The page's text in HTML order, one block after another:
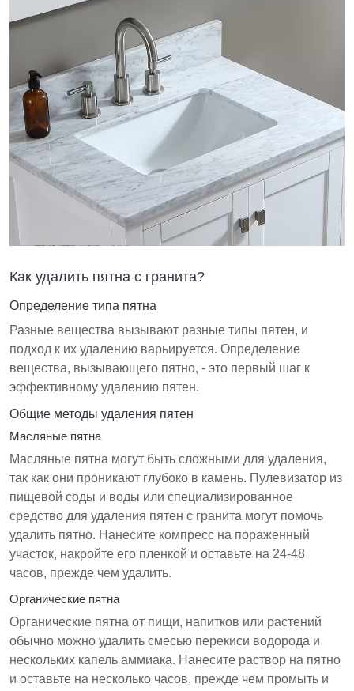
Как удалить пятна с гранита?
Определение типа пятна
Разные вещества вызывают разные типы пятен, и
подход к их удалению варьируется. Определение
вещества, вызывающего пятно, - это первый шаг к
эффективному удалению пятен.
Общие методы удаления пятен
Масляные пятна
Масляные пятна могут быть сложными для удаления,
так как они проникают глубоко в камень. Пулевизатор из
пищевой соды и воды или специализированное
средство для удаления пятен с гранита могут помочь
удалить пятно. Нанесите компресс на пораженный
участок, накройте его пленкой и оставьте на 24-48
часов, прежде чем удалить.
Органические пятна
Органические пятна от пищи, напитков или растений
обычно можно удалить смесью перекиси водорода и
нескольких капель аммиака. Нанесите раствор на пятно
и оставьте на несколько часов, прежде чем промыть и